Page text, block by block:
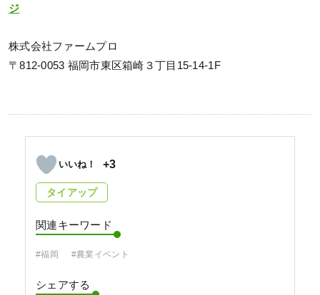
ジ
株式会社ファームプロ
〒812-0053 福岡市東区箱崎３丁目15-14-1F
+3
タイアップ
関連キーワード
#福岡 #農業イベント
シェアする